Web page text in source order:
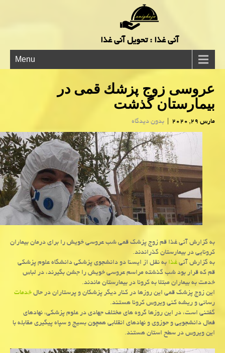
آنی غذا : تحویل آنی غذا
Menu
عروسی زوج پزشك قمی در
بیمارستان گذشت
مارس 29, 2020 | بدون دیدگاه
به گزارش آنی غذا قم زوج پزشك قمی شب عروسی خویش را برای درمان بیماران
كرونایی در بیمارستان گذراندند.
به گزارش آنیغذابه نقل از ایسنا دو دانشجوی پزشكی دانشگاه علوم پزشكی
قم كه قرار بود شب گذشته مراسم عروسی خویش را جشن بگیرند، در لباس
خدمت به بیماران مبتلا به كرونا در بیمارستان ماندند.
این زوج پزشك قمی این روزها در كنار دیگر پزشكان و پرستاران در حالخدمات
رسانی و ریشه كنی ویروس كرونا هستند.
گفتنی است، در این روزها گروه های مختلف جهادی در علوم پزشكی، نهادهای
فعال دانشجویی و حوزوی و نهادهای انقلابی همچون بسیج و سپاه پیگیری مقابله با
این ویروس در سطح استان هستند.